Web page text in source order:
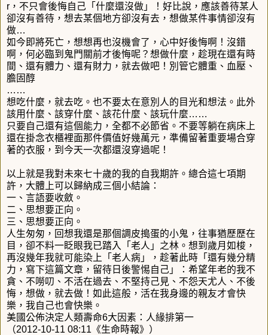
r，不只會後悔自己「什麼還沒做」！好比說，應該善待某人
卻沒有善待，想去某個地方卻沒有去，想做某件事情卻沒有
做…
如今即將死亡，想想再也沒機會了，心中好後悔啊！沒錯
啊，何必臨到鬼門關前才後悔呢？想做什麼，趁現在還有時
間、還有體力、還有財力，就去做吧！別管它體重、血壓、
膽固醇
……
想吃什麼，就去吃。也不要太在意別人的目光和想法。此外
該用什麼、該穿什麼、該花什麼、該玩什麼……
只要自己還有這個能力，全都不必節省。不要等躺在病床上
還在掛念衣櫃裡面那件價值好幾萬元，準備留著重要場合穿
著的衣服，到今天一次都還沒穿過呢！
以上就是我對未來七十歲的我的自我期許。總合這七項期
許，大體上可以歸納成三個小結論：
一、言語要收斂。
二、思想要正向。
三、思想要正向。
人生匆匆，回想我還是那個調皮搗蛋的小鬼，往事猶歷歷在
目，卻不料一眨眼我已踏入「老人」之林。想到歲月如梭，
再沒幾年我就可能染上「老人病」，趁著此時「還有幾分精
力，寫下這篇文章，留待日後警惕自己」：希望年老的我不
貪、不嘮叨、不活在過去、不堅持己見、不怨天尤人、不後
悔，想做，就去做！如此這般，活在我身邊的親友才會快
樂，我自己也會快樂。
美國公佈決定人類壽命6大因素：人緣排第一
（2012-10-11 08:11《生命時報》）